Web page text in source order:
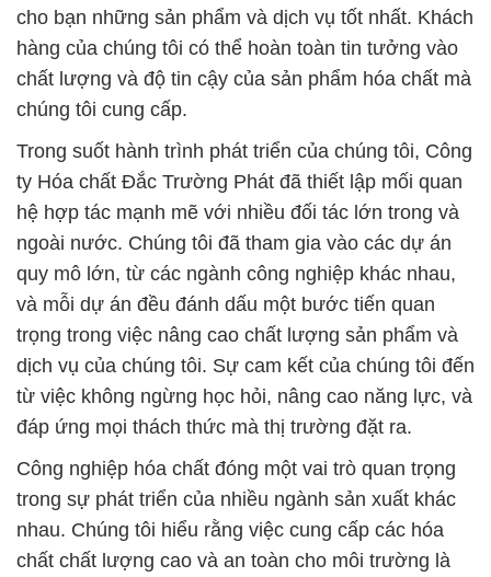
cho bạn những sản phẩm và dịch vụ tốt nhất. Khách
hàng của chúng tôi có thể hoàn toàn tin tưởng vào
chất lượng và độ tin cậy của sản phẩm hóa chất mà
chúng tôi cung cấp.
Trong suốt hành trình phát triển của chúng tôi, Công
ty Hóa chất Đắc Trường Phát đã thiết lập mối quan
hệ hợp tác mạnh mẽ với nhiều đối tác lớn trong và
ngoài nước. Chúng tôi đã tham gia vào các dự án
quy mô lớn, từ các ngành công nghiệp khác nhau,
và mỗi dự án đều đánh dấu một bước tiến quan
trọng trong việc nâng cao chất lượng sản phẩm và
dịch vụ của chúng tôi. Sự cam kết của chúng tôi đến
từ việc không ngừng học hỏi, nâng cao năng lực, và
đáp ứng mọi thách thức mà thị trường đặt ra.
Công nghiệp hóa chất đóng một vai trò quan trọng
trong sự phát triển của nhiều ngành sản xuất khác
nhau. Chúng tôi hiểu rằng việc cung cấp các hóa
chất chất lượng cao và an toàn cho môi trường là